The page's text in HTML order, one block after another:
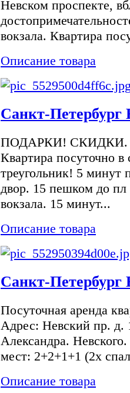
Невском проспекте,
вокзала. Квартира
Описание товара
Санкт-Петербург
ПОДАРКИ!
Квартира посуточно в
треугольник! 5 минут
двор. 15 пешком до пл
вокзала. 15 минут...
Описание товара
Санкт-Петербург
Посуточная аренда
Адрес: Невский пр.
Александра.
мест: 2+2+1+1 (2х
Описание товара